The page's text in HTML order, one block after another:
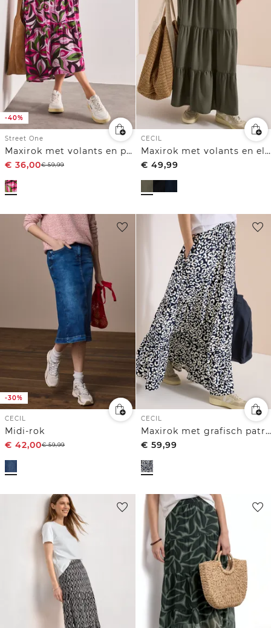
-40%
Street One
Maxirok met volants en print
€ 36,00€59,99
CECIL
Maxirok met volants en elastische tailleband
€ 49,99
-30%
CECIL
Midi-rok
€ 42,00€59,99
CECIL
Maxirok met grafisch patroon
€ 59,99